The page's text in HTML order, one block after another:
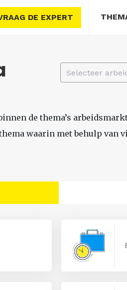
DE EXPERT
de thema’s
waarin met behulp